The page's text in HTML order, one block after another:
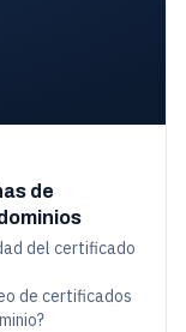
de
del certificado
de certificados